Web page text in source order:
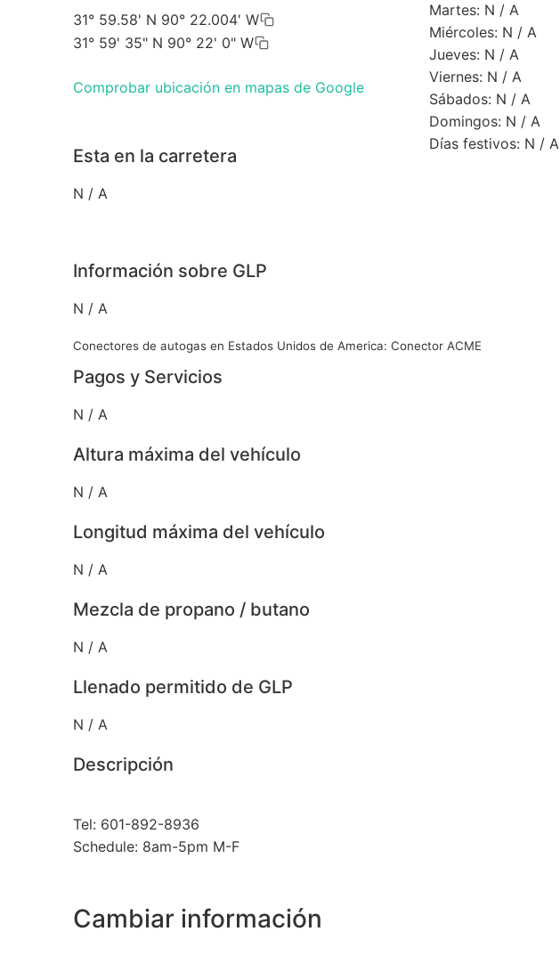
31° 59.58' N 90° 22.004' W
31° 59' 35" N 90° 22' 0" W
Comprobar ubicación en mapas de Google
Esta en la carretera
N / A
Martes: N / A
Miércoles: N / A
Jueves: N / A
Viernes: N / A
Sábados: N / A
Domingos: N / A
Días festivos: N / A
Información sobre GLP
N / A
Conectores de autogas en Estados Unidos de America: Conector ACME
Pagos y Servicios
N / A
Altura máxima del vehículo
N / A
Longitud máxima del vehículo
N / A
Mezcla de propano / butano
N / A
Llenado permitido de GLP
N / A
Descripción
Tel: 601-892-8936
Schedule: 8am-5pm M-F
Cambiar información